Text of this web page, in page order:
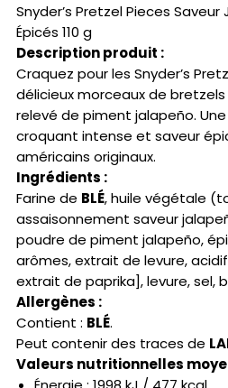
Snyder’s Pretzel Pieces
Épicés 110 g
Description produit :
Craquez pour les Snyder’s
délicieux morceaux de
relevé de piment jalapeño.
croquant intense et saveur
américains originaux.
Ingrédients :
Farine de BLÉ, huile végétale
assaisonnement saveur
poudre de piment jalapeño,
arômes, extrait de levure,
extrait de paprika], levure, sel,
Allergènes :
Contient : BLÉ.
Peut contenir des traces de
Valeurs nutritionnelles